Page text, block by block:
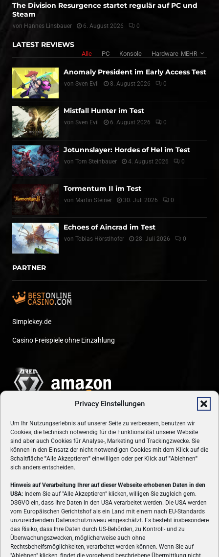
Privacy Einstellungen
Um Ihr Nutzungserlebnis auf unserer Seite zu verbessern, benutzen wir
Cookies, die technisch notwendig für die Funktionalität unserer Website
sind aber auch Cookies für Analyse-, Marketing und Trackingzwecke. Sie
können in den Einsatz der nicht notwendigen Cookies mit dem Klick auf die
Schaltfläche "Alle Akzeptieren" einwilligen oder per Klick auf"Ablehnen"
sich anders entscheiden.
Hinweis auf Verarbeitung Ihrer auf dieser Webseite erhobenen Daten in den
USA: Indem Sie auf "Alle Akzeptieren" klicken, willigen Sie zugleich gem.
DSGVO ein, dass Ihre Daten in den USA verarbeitet werden. Die USA werden
vom Europäischen Gerichtshof als ein Land mit einem nach EU-Standards
unzureichendem Datenschutzniveau eingeschätzt. Es besteht insbesondere
das Risiko, dass Ihre Daten durch US-Behörden, zu Kontroll- und zu
Überwachungszwecken, möglicherweise auch ohne
Rechtsbehelfsmöglichkeiten, verarbeitet werden können. Wenn Sie auf
"Ablehnen" klicken, findet die vorgehend beschriebene Übermittlung nicht
The Division Resurgence startet regulär auf PC und
Steam
von Hannes Linsbauer 6. August 2026 0
LATEST REVIEWS
Alle PC Konsole Hardware MEHR
Anomaly President im Early Access Test
von Sven Evil 8. August 2026 0
Mistfall Hunter im Test
von Sven Evil 6. August 2026 0
Jotunnslayer: Hordes of Hel im Test
von Tom Steinbauer 4. August 2026 0
Tormentum II im Test
von Martin Steiner 30. Juli 2026 0
Echoes of Aincrad im Test
von Tobias Hörstlhofer 28. Juli 2026 0
PARTNER
Simplekey.de
Casino Freispiele ohne Einzahlung
ÜBER UNS
VON GAMERN, FÜR GAMER! Gamers.at ist das älteste Online-
Spielemagazin Österreichs und bringt täglich aktuelle News,
Reviews und Videos zu PC- und Konsolenspielen, Gaming-
Hardware und aus der Welt des e-Sport's.